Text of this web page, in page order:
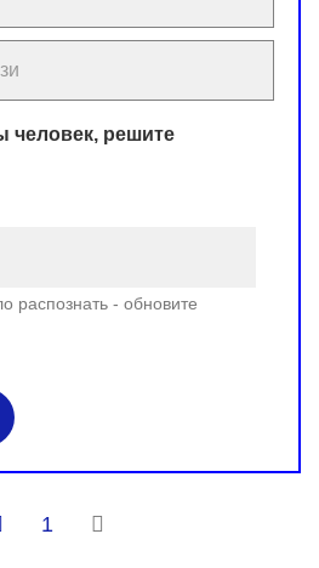
человек, решите
распознать - обновите
1